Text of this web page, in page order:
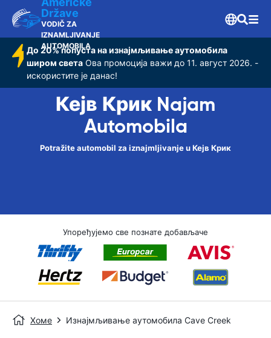
Države
VODIČ ZA
IZNAMLJIVANJE
AUTOMOBILA
До 20% попуста на изнајмљивање аутомобила
широм света Ова промоција важи до 11. август 2026. -
искористите је данас!
Кејв Крик Najam
Automobila
Potražite automobil za iznajmljivanje u Кејв Крик
Упоређујемо све познате добављаче
Хоме Изнајмљивање аутомобила Cave Creek